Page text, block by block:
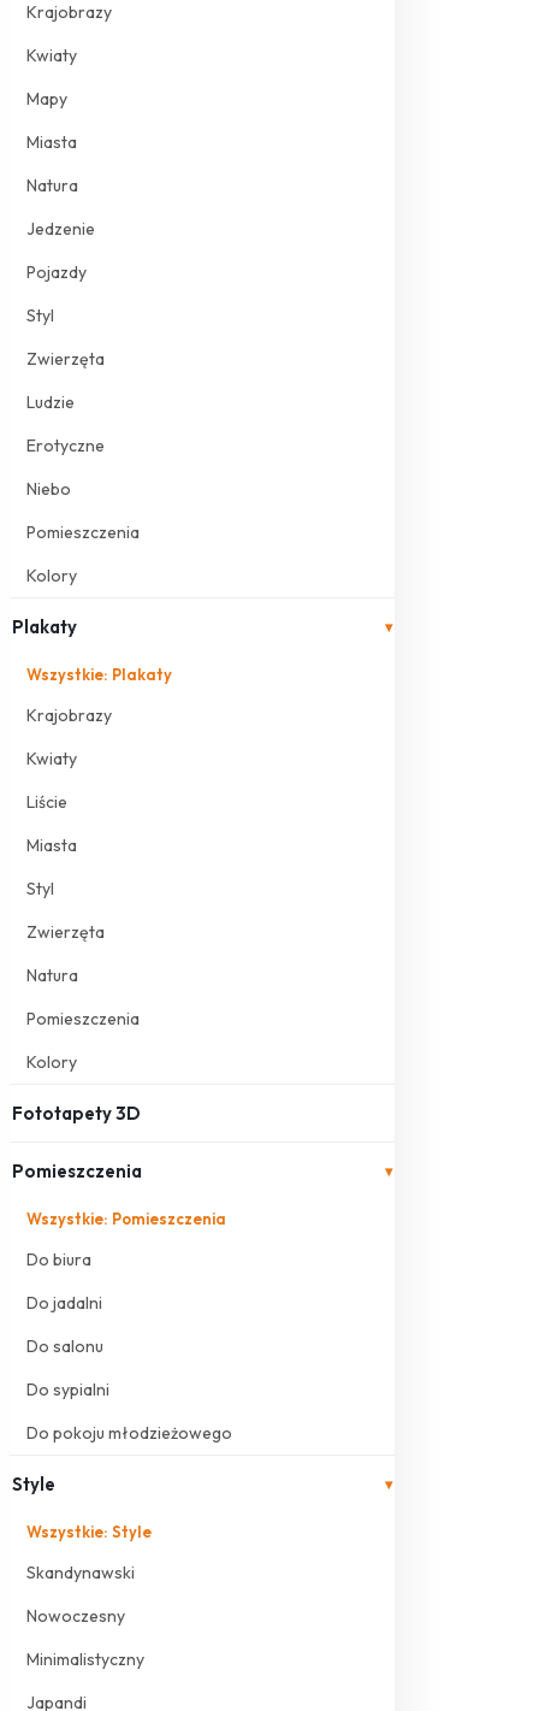
Krajobrazy
Kwiaty
Mapy
Miasta
Natura
Jedzenie
Pojazdy
Styl
Zwierzęta
Ludzie
Erotyczne
Niebo
Pomieszczenia
Kolory
Plakaty ▾
Wszystkie: Plakaty
Krajobrazy
Kwiaty
Liście
Miasta
Styl
Zwierzęta
Natura
Pomieszczenia
Kolory
Fototapety 3D
Pomieszczenia ▾
Wszystkie: Pomieszczenia
Do biura
Do jadalni
Do salonu
Do sypialni
Do pokoju młodzieżowego
Style ▾
Wszystkie: Style
Skandynawski
Nowoczesny
Minimalistyczny
Japandi